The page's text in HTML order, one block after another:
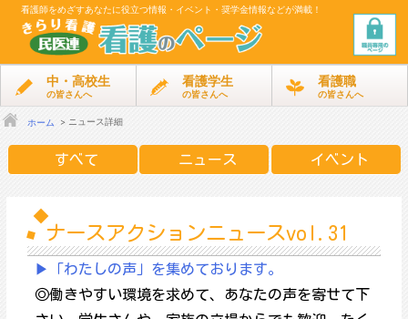
看護師をめざすあなたに役立つ情報・イベント・奨学金情報などが満載！
中・高校生
の皆さんへ
看護学生
の皆さんへ
看護職
の皆さんへ
ホーム ニュース詳細
すべて ニュース イベント
ナースアクションニュースvol.31
▶「わたしの声」を集めております。
◎働きやすい環境を求めて、あなたの声を寄せて下